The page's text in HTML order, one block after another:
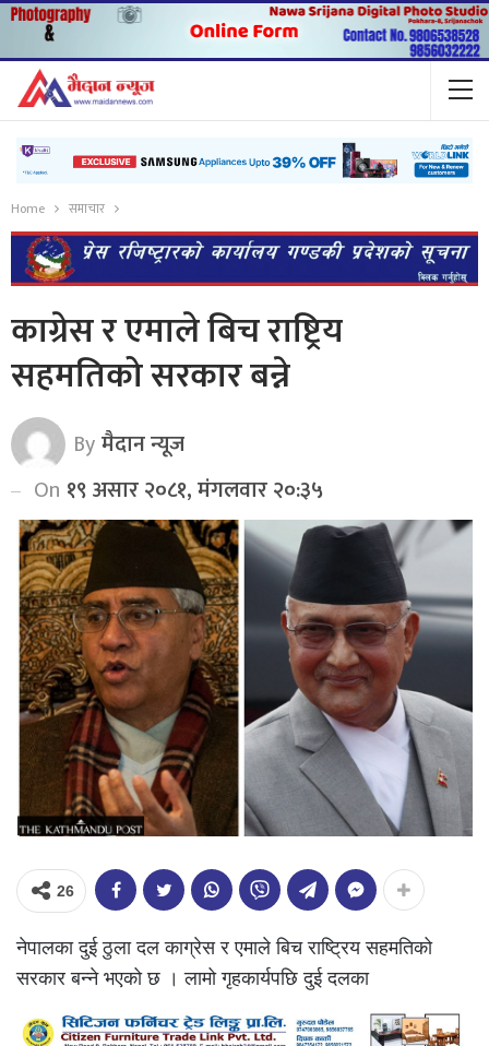
Home समाचार
काग्रेस र एमाले बिच राष्ट्रिय
सहमतिको सरकार बन्ने
Byमैदान न्यूज
On १९ असार २०८१, मंगलवार २०:३५
26
नेपालका दुई ठुला दल काग्रेस र एमाले बिच राष्ट्रिय सहमतिको
सरकार बन्ने भएको छ । लामो गृहकार्यपछि दुई दलका